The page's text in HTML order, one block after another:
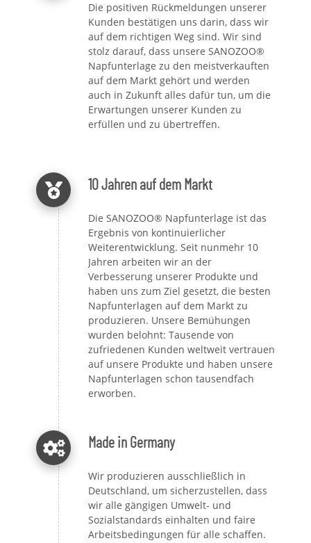
Die positiven Rückmeldungen unserer
Kunden bestätigen uns darin, dass wir
auf dem richtigen Weg sind. Wir sind
stolz darauf, dass unsere SANOZOO®
Napfunterlage zu den meistverkauften
auf dem Markt gehört und werden
auch in Zukunft alles dafür tun, um die
Erwartungen unserer Kunden zu
erfüllen und zu übertreffen.
10 Jahren auf dem Markt
Die SANOZOO® Napfunterlage ist das
Ergebnis von kontinuierlicher
Weiterentwicklung. Seit nunmehr 10
Jahren arbeiten wir an der
Verbesserung unserer Produkte und
haben uns zum Ziel gesetzt, die besten
Napfunterlagen auf dem Markt zu
produzieren. Unsere Bemühungen
wurden belohnt: Tausende von
zufriedenen Kunden weltweit vertrauen
auf unsere Produkte und haben unsere
Napfunterlagen schon tausendfach
erworben.
Made in Germany
Wir produzieren ausschließlich in
Deutschland, um sicherzustellen, dass
wir alle gängigen Umwelt- und
Sozialstandards einhalten und faire
Arbeitsbedingungen für alle schaffen.